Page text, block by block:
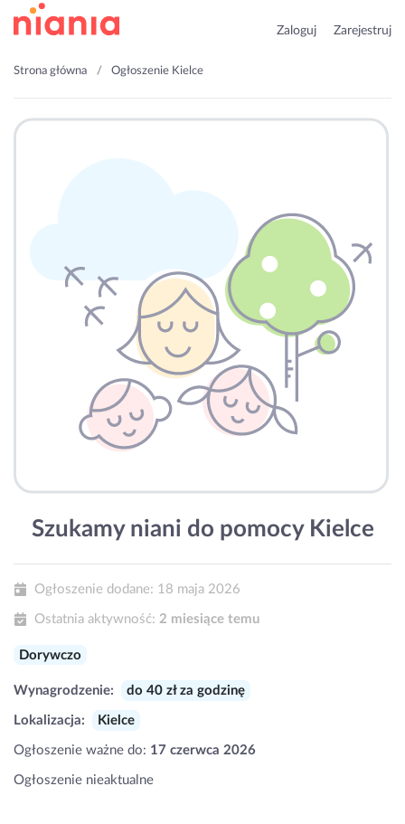
Zaloguj Zarejestruj
Strona główna Ogłoszenie Kielce
Szukamy niani do pomocy Kielce
Ogłoszenie dodane: 18 maja 2026
Ostatnia aktywność: 2 miesiące temu
Dorywczo
Wynagrodzenie: do 40 zł za godzinę
Lokalizacja: Kielce
Ogłoszenie ważne do: 17 czerwca 2026
Ogłoszenie nieaktualne